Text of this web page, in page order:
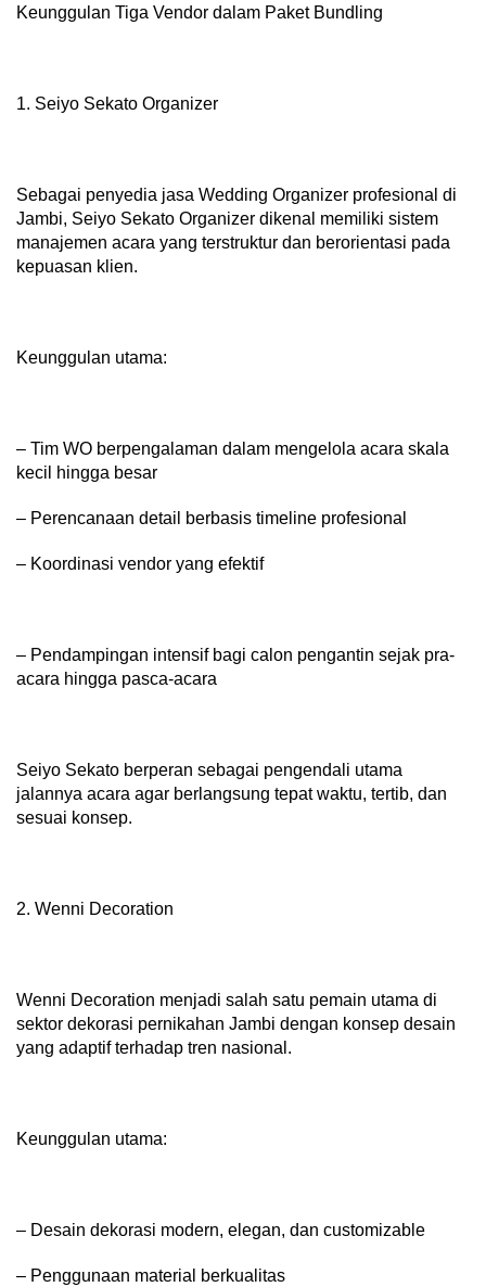
Keunggulan Tiga Vendor dalam Paket Bundling
1. Seiyo Sekato Organizer
Sebagai penyedia jasa Wedding Organizer profesional di
Jambi, Seiyo Sekato Organizer dikenal memiliki sistem
manajemen acara yang terstruktur dan berorientasi pada
kepuasan klien.
Keunggulan utama:
– Tim WO berpengalaman dalam mengelola acara skala
kecil hingga besar
– Perencanaan detail berbasis timeline profesional
– Koordinasi vendor yang efektif
– Pendampingan intensif bagi calon pengantin sejak pra-
acara hingga pasca-acara
Seiyo Sekato berperan sebagai pengendali utama
jalannya acara agar berlangsung tepat waktu, tertib, dan
sesuai konsep.
2. Wenni Decoration
Wenni Decoration menjadi salah satu pemain utama di
sektor dekorasi pernikahan Jambi dengan konsep desain
yang adaptif terhadap tren nasional.
Keunggulan utama:
– Desain dekorasi modern, elegan, dan customizable
– Penggunaan material berkualitas